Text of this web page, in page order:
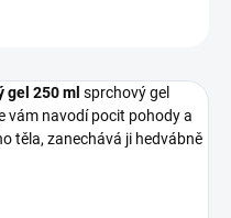
gel 250 ml sprchový gel
vám navodí pocit pohody a
těla, zanechává ji hedvábně